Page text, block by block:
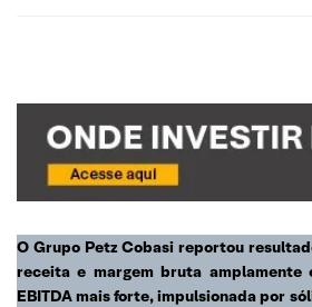
O Grupo Petz Cobasi reportou
receita e margem bruta amplamente
EBITDA mais forte, impulsionada por